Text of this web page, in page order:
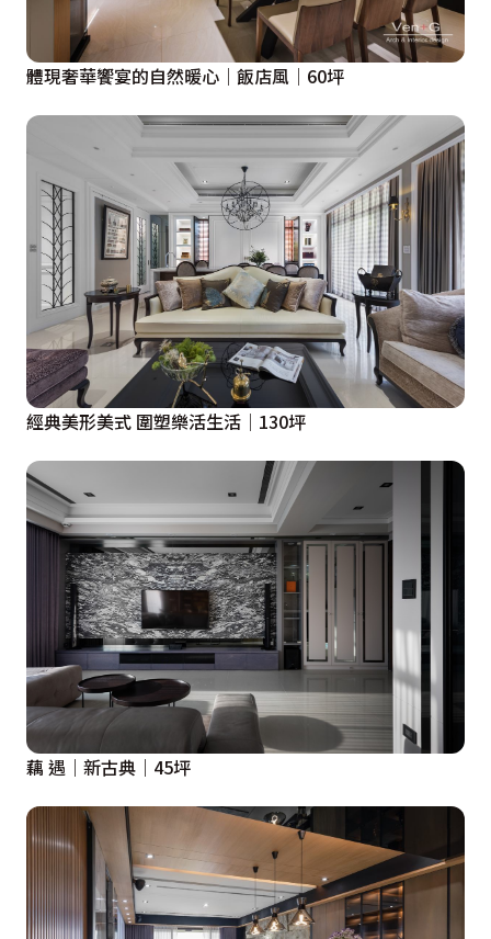
體現奢華饗宴的自然暖心│飯店風│60坪
經典美形美式 圍塑樂活生活│130坪
藕 遇｜新古典｜45坪